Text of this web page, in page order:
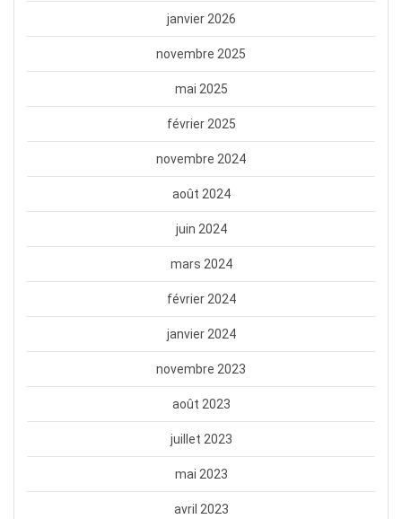
janvier 2026
novembre 2025
mai 2025
février 2025
novembre 2024
août 2024
juin 2024
mars 2024
février 2024
janvier 2024
novembre 2023
août 2023
juillet 2023
mai 2023
avril 2023